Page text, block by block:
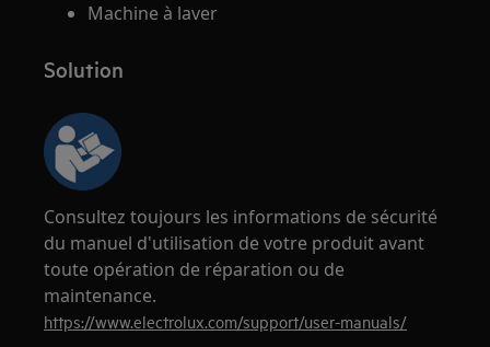
Machine à laver
Solution
Consultez toujours les informations de sécurité
du manuel d'utilisation de votre produit avant
toute opération de réparation ou de
maintenance.
https://www.electrolux.com/support/user-manuals/